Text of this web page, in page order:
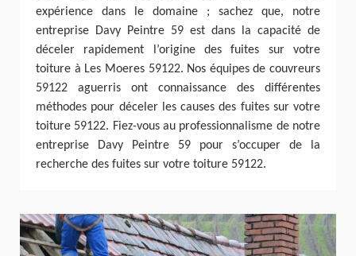
expérience dans le domaine ; sachez que, notre
entreprise Davy Peintre 59 est dans la capacité de
déceler rapidement l’origine des fuites sur votre
toiture à Les Moeres 59122. Nos équipes de couvreurs
59122 aguerris ont connaissance des différentes
méthodes pour déceler les causes des fuites sur votre
toiture 59122. Fiez-vous au professionnalisme de notre
entreprise Davy Peintre 59 pour s’occuper de la
recherche des fuites sur votre toiture 59122.